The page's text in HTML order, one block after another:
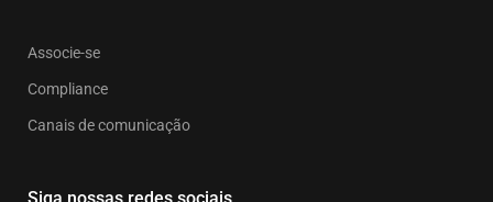
Associe-se
Compliance
Canais de comunicação
Siga nossas redes sociais